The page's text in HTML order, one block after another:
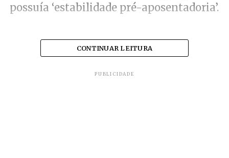
possuía ‘estabilidade pré-aposentadoria’.
CONTINUAR LEITURA
PUBLICIDADE